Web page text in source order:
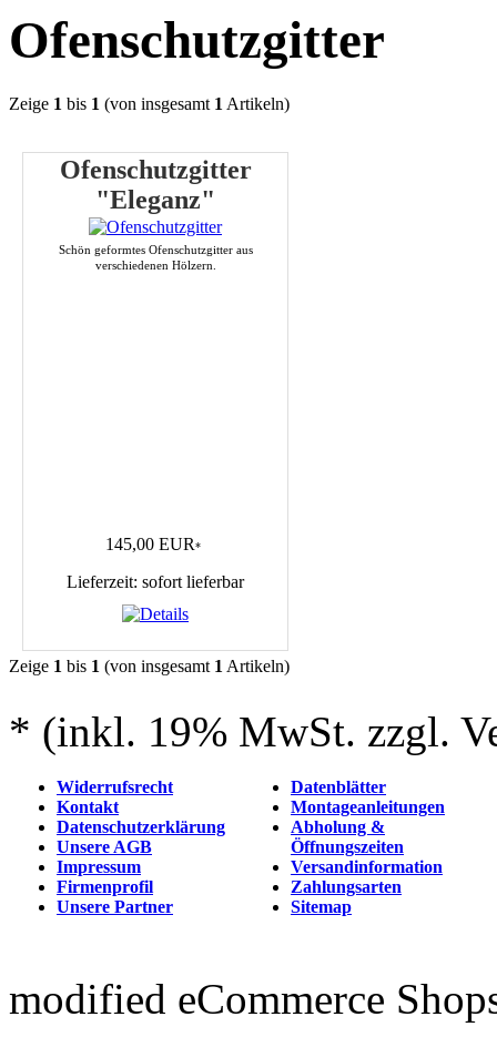
Ofenschutzgitter
Zeige 1 bis 1 (von insgesamt 1 Artikeln)
Ofenschutzgitter
"Eleganz"
Schön geformtes Ofenschutzgitter aus
verschiedenen Hölzern.
145,00 EUR*
Lieferzeit: sofort lieferbar
Zeige 1 bis 1 (von insgesamt 1 Artikeln)
* (inkl. 19% MwSt. zzgl.
Widerrufsrecht
Kontakt
Datenschutzerklärung
Unsere AGB
Impressum
Firmenprofil
Unsere Partner
Datenblätter
Montageanleitungen
Abholung &
Öffnungszeiten
Versandinformation
Zahlungsarten
Sitemap
modified eCommerce